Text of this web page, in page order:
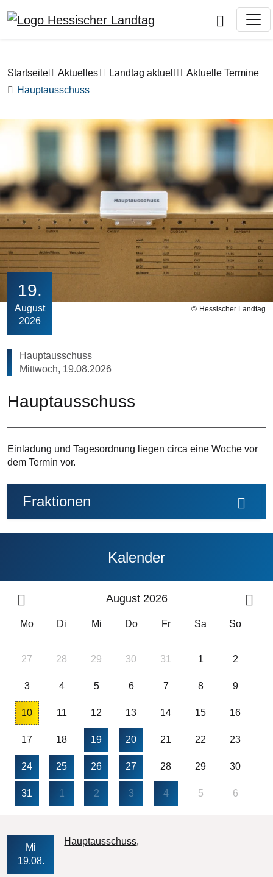
Pfadnavigation
Startseite Aktuelles Landtag aktuell
Aktuelle Termine
Hauptausschuss
Bilddatei
Hessischer Landtag
19
August
2026
Hauptausschuss
Mittwoch, 19.08.2026
Hauptausschuss
Einladung und Tagesordnung liegen circa eine Woche vor
dem Termin vor.
Fraktionen
Kalender
August 2026
Mo Di Mi Do Fr Sa So
27 28 29 30 31 1 2
3 4 5 6 7 8 9
10 11 12 13 14 15 16
17 18 19 20 21 22 23
24 25 26 27 28 29 30
31 1 2 3 4 5 6
Mi
19.08.
Hauptausschuss